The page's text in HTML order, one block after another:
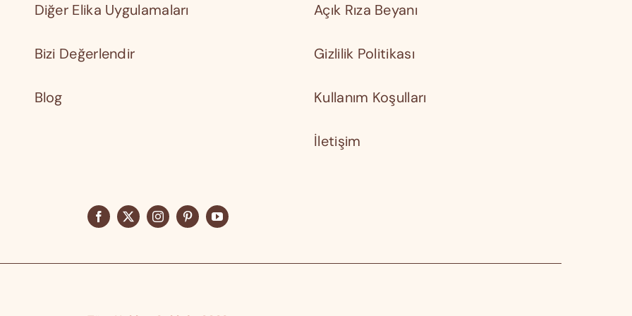
Diğer Elika Uygulamaları
Bizi Değerlendir
Blog
Açık Rıza Beyanı
Gizlilik Politikası
Kullanım Koşulları
İletişim